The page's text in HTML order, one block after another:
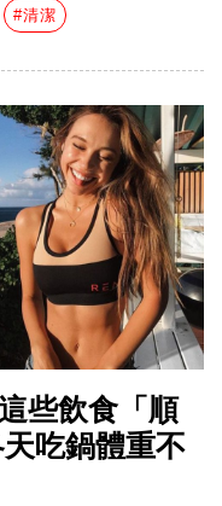
#清潔
些飲食「順
吃鍋體重不